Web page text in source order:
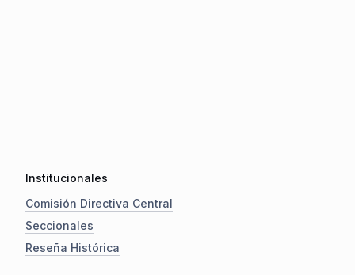
Institucionales
Comisión Directiva Central
Seccionales
Reseña Histórica